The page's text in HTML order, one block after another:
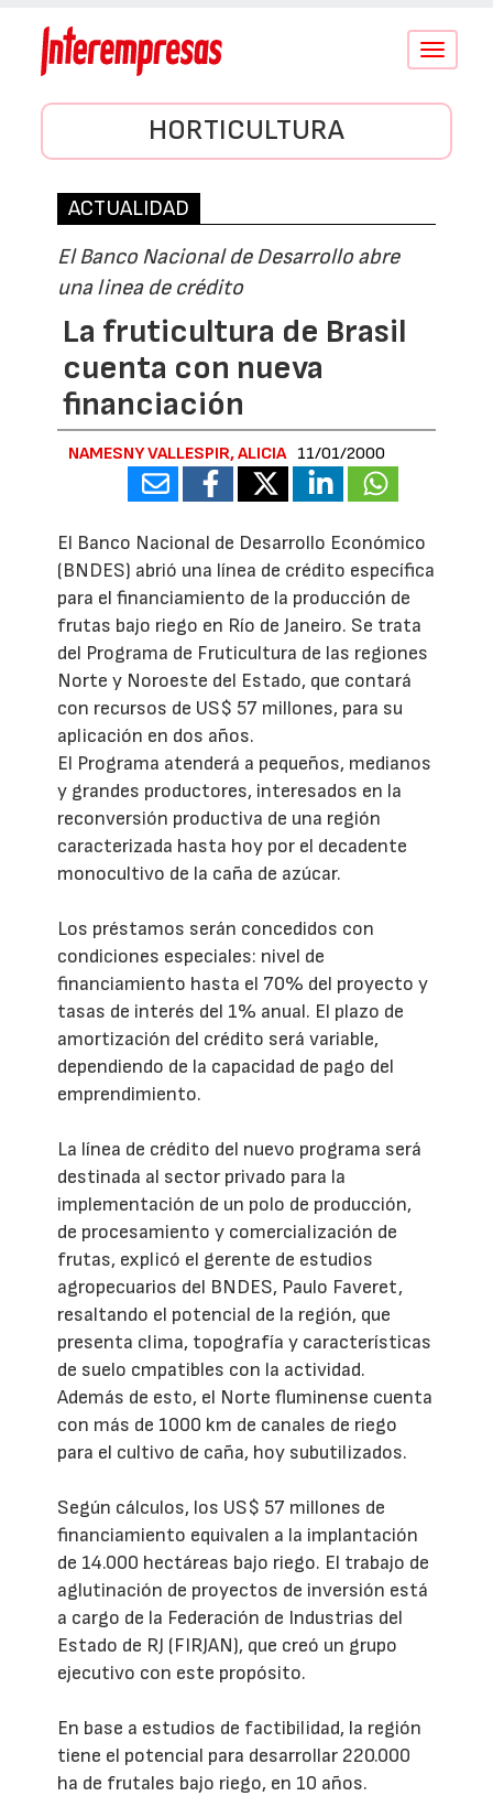
Conmutar
HORTICULTURA
ACTUALIDAD
El Banco Nacional de Desarrollo abre
una linea de crédito
La fruticultura de Brasil
cuenta con nueva
financiación
NAMESNY VALLESPIR, ALICIA 11/01/2000
El Banco Nacional de Desarrollo Económico
(BNDES) abrió una línea de crédito específica
para el financiamiento de la producción de
frutas bajo riego en Río de Janeiro. Se trata
del Programa de Fruticultura de las regiones
Norte y Noroeste del Estado, que contará
con recursos de US$ 57 millones, para su
aplicación en dos años.
El Programa atenderá a pequeños, medianos
y grandes productores, interesados en la
reconversión productiva de una región
caracterizada hasta hoy por el decadente
monocultivo de la caña de azúcar.
Los préstamos serán concedidos con
condiciones especiales: nivel de
financiamiento hasta el 70% del proyecto y
tasas de interés del 1% anual. El plazo de
amortización del crédito será variable,
dependiendo de la capacidad de pago del
emprendimiento.
La línea de crédito del nuevo programa será
destinada al sector privado para la
implementación de un polo de producción,
de procesamiento y comercialización de
frutas, explicó el gerente de estudios
agropecuarios del BNDES, Paulo Faveret,
resaltando el potencial de la región, que
presenta clima, topografía y características
de suelo cmpatibles con la actividad.
Además de esto, el Norte fluminense cuenta
con más de 1000 km de canales de riego
para el cultivo de caña, hoy subutilizados.
Según cálculos, los US$ 57 millones de
financiamiento equivalen a la implantación
de 14.000 hectáreas bajo riego. El trabajo de
aglutinación de proyectos de inversión está
a cargo de la Federación de Industrias del
Estado de RJ (FIRJAN), que creó un grupo
ejecutivo con este propósito.
En base a estudios de factibilidad, la región
tiene el potencial para desarrollar 220.000
ha de frutales bajo riego, en 10 años.